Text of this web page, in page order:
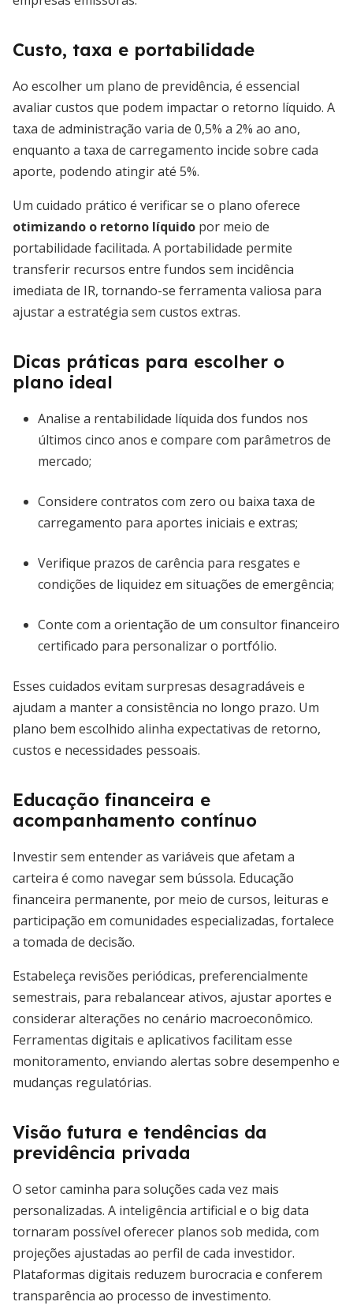
Custo, taxa e portabilidade
Ao escolher um plano de previdência, é essencial
avaliar custos que podem impactar o retorno líquido. A
taxa de administração varia de 0,5% a 2% ao ano,
enquanto a taxa de carregamento incide sobre cada
aporte, podendo atingir até 5%.
Um cuidado prático é verificar se o plano oferece
otimizando o retorno líquido por meio de
portabilidade facilitada. A portabilidade permite
transferir recursos entre fundos sem incidência
imediata de IR, tornando-se ferramenta valiosa para
ajustar a estratégia sem custos extras.
Dicas práticas para escolher o
plano ideal
Analise a rentabilidade líquida dos fundos nos
últimos cinco anos e compare com parâmetros de
mercado;
Considere contratos com zero ou baixa taxa de
carregamento para aportes iniciais e extras;
Verifique prazos de carência para resgates e
condições de liquidez em situações de emergência;
Conte com a orientação de um consultor financeiro
certificado para personalizar o portfólio.
Esses cuidados evitam surpresas desagradáveis e
ajudam a manter a consistência no longo prazo. Um
plano bem escolhido alinha expectativas de retorno,
custos e necessidades pessoais.
Educação financeira e
acompanhamento contínuo
Investir sem entender as variáveis que afetam a
carteira é como navegar sem bússola. Educação
financeira permanente, por meio de cursos, leituras e
participação em comunidades especializadas, fortalece
a tomada de decisão.
Estabeleça revisões periódicas, preferencialmente
semestrais, para rebalancear ativos, ajustar aportes e
considerar alterações no cenário macroeconômico.
Ferramentas digitais e aplicativos facilitam esse
monitoramento, enviando alertas sobre desempenho e
mudanças regulatórias.
Visão futura e tendências da
previdência privada
O setor caminha para soluções cada vez mais
personalizadas. A inteligência artificial e o big data
tornaram possível oferecer planos sob medida, com
projeções ajustadas ao perfil de cada investidor.
Plataformas digitais reduzem burocracia e conferem
transparência ao processo de investimento.